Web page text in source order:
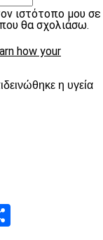
ιστότοπο μου σε
θα σχολιάσω.
how your
η υγεία